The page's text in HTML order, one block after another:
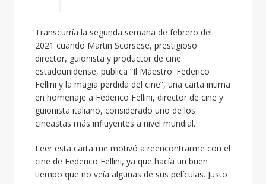
Transcurría la segunda semana de febrero del
2021 cuando Martin Scorsese, prestigioso
director, guionista y productor de cine
estadounidense, publica “Il Maestro: Federico
Fellini y la magia perdida del cine”, una carta intima
en homenaje a Federico Fellini, director de cine y
guionista italiano, considerado uno de los
cineastas más influyentes a nivel mundial.
Leer esta carta me motivó a reencontrarme con el
cine de Federico Fellini, ya que hacía un buen
tiempo que no veía algunas de sus películas. Justo